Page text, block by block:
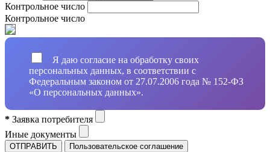
Контрольное число
Контрольное число
Я даю согласие на обработку своих
персональных данных, в соответствии с
Федеральным законом от 27.07.2006 года № 152-ФЗ
«О персональных данных».
* Заявка потребителя
Иные документы
ОТПРАВИТЬ Пользовательское соглашение